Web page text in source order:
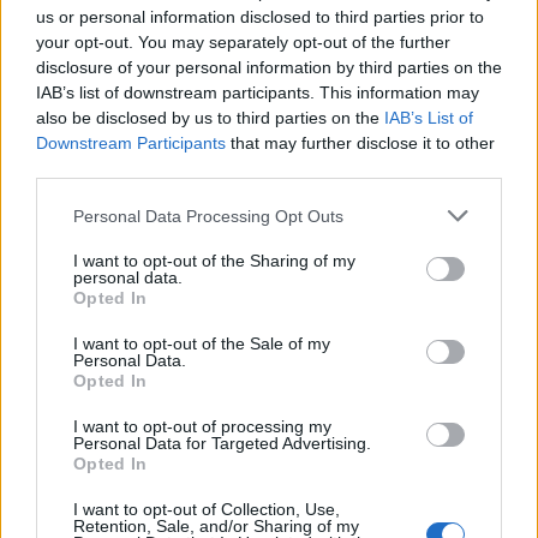
us or personal information disclosed to third parties prior to
your opt-out. You may separately opt-out of the further
disclosure of your personal information by third parties on the
IAB’s list of downstream participants. This information may
also be disclosed by us to third parties on the IAB’s List of
Downstream Participants that may further disclose it to other
Personal Data Processing Opt Outs
I want to opt-out of the Sharing of my
personal data.
Opted In
I want to opt-out of the Sale of my
Personal Data.
Opted In
I want to opt-out of processing my
Personal Data for Targeted Advertising.
Opted In
I want to opt-out of Collection, Use,
Retention, Sale, and/or Sharing of my
Σύρους πρόσφυγες να περνούν από το έδαφός
της προς χώρες της Ευρώπης, αψηφώντας την
Κοινή Δήλωση Τουρκίας-ΕΕ για το Προσφυγικό,
όπως είναι η επίσημη ονομασία της διμερούς
συμφωνίας του 2016.
Νωρίτερα σήμερα ο κυβερνήτης της επαρχία Χατάι
της Τουρκίας έδωσε νεότερο απολογισμό του
χθεσινού αεροπορικού βομβαρδισμού για τον
καθεστώτος του Μπασάρ αλ Άσαντ στην επαρχία
Ιντλίμπ, λέγοντας ότι σκοτώθηκαν 33 τούρκοι
στρατιωτικοί και τραυματίστηκαν δεκάδες άλλοι.
Σφοδρές συγκρούσεις τουρκικού και συριακού
στρατού